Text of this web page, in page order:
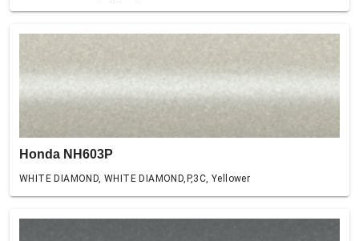
Honda NH603P
WHITE DIAMOND, WHITE DIAMOND,P,3C, Yellower